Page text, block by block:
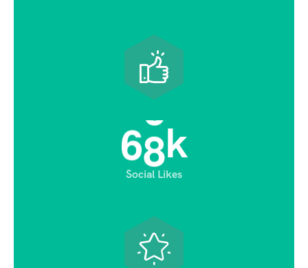
68k
Social Likes